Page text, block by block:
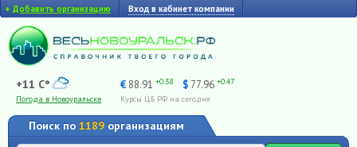
+ Добавить организацию Вход в кабинет компании
+11 C°
Погода в Новоуральске
€ 88.91 +0.38 $ 77.96 +0.47
Курсы ЦБ РФ на сегодня
Поиск по 1189 организациям